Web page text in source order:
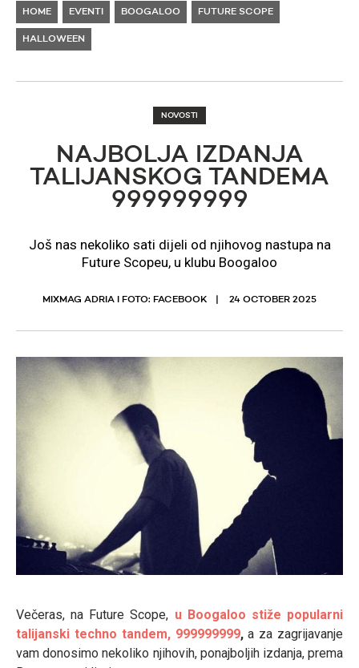
HOME EVENTI BOOGALOO FUTURE SCOPE
HALLOWEEN
NOVOSTI
NAJBOLJA IZDANJA
TALIJANSKOG TANDEMA
999999999
Još nas nekoliko sati dijeli od njihovog nastupa na
Future Scopeu, u klubu Boogaloo
MIXMAG ADRIA I FOTO: FACEBOOK 24 OCTOBER 2025
Večeras, na Future Scope, u Boogaloo stiže popularni
talijanski techno tandem, 999999999,a za zagrijavanje
vam donosimo nekoliko njihovih, ponajboljih izdanja, prema